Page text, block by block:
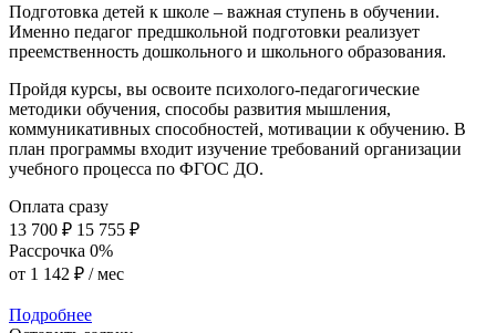
Подготовка детей к школе – важная ступень в обучении.
Именно педагог предшкольной подготовки реализует
преемственность дошкольного и школьного образования.
Пройдя курсы, вы освоите психолого-педагогические
методики обучения, способы развития мышления,
коммуникативных способностей, мотивации к обучению. В
план программы входит изучение требований организации
учебного процесса по ФГОС ДО.
Оплата сразу
13 700 ₽ 15 755 ₽
Рассрочка 0%
от 1 142 ₽ / мес
Подробнее